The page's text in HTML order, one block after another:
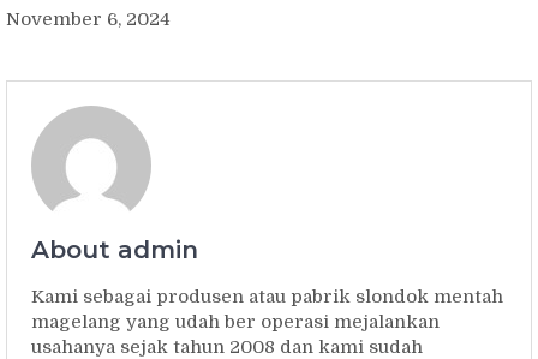
November 6, 2024
About admin
Kami sebagai produsen atau pabrik slondok mentah
magelang yang udah ber operasi mejalankan
usahanya sejak tahun 2008 dan kami sudah